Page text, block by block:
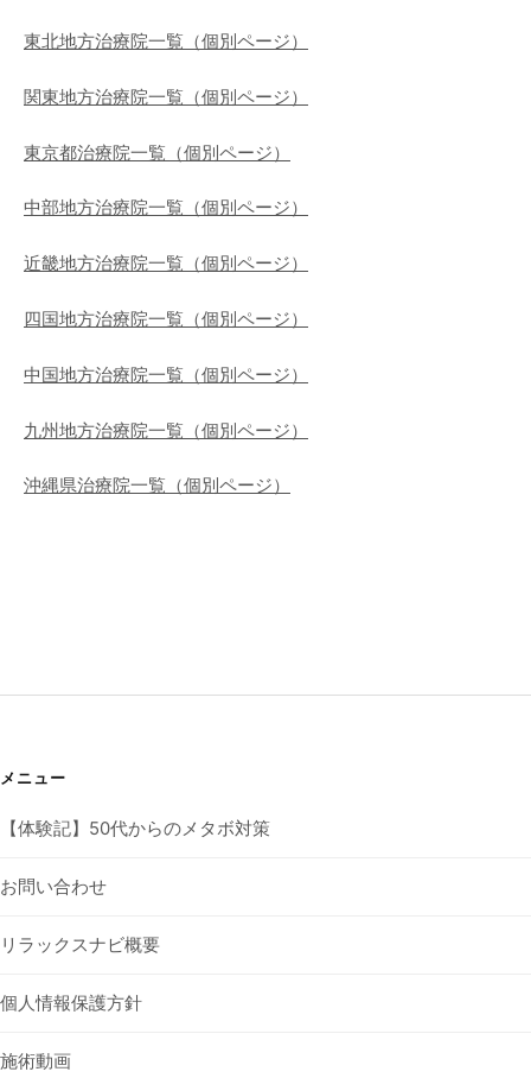
東北地方治療院一覧（個別ページ）
関東地方治療院一覧（個別ページ）
東京都治療院一覧（個別ページ）
中部地方治療院一覧（個別ページ）
近畿地方治療院一覧（個別ページ）
四国地方治療院一覧（個別ページ）
中国地方治療院一覧（個別ページ）
九州地方治療院一覧（個別ページ）
沖縄県治療院一覧（個別ページ）
メニュー
【体験記】50代からのメタボ対策
お問い合わせ
リラックスナビ概要
個人情報保護方針
施術動画